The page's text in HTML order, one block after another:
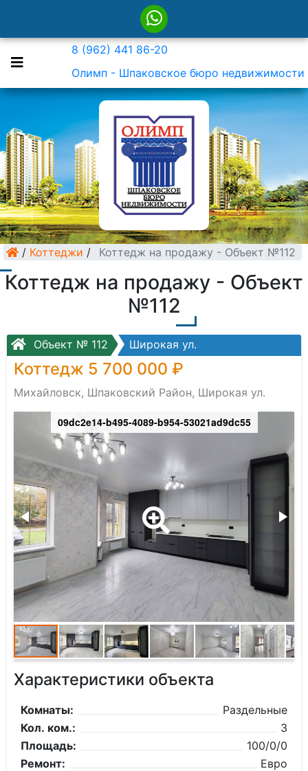
8 (962) 441 86-20
Олимп - Шпаковское бюро недвижимости
/ Коттеджи / Коттедж на продажу - Объект №112
Коттедж на продажу - Объект
№112
Объект № 112 Широкая ул.
Коттедж 5 700 000 ₽
Михайловск, Шпаковский Район, Широкая ул.
09dc2e14-b495-4089-b954-53021ad9dc55
Характеристики объекта
Комнаты:
Раздельные
Кол. ком.:
3
Площадь:
100/0/0
Ремонт:
Евро